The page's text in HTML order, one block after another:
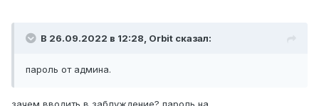
В 26.09.2022 в 12:28, Orbit сказал:
пароль от админа.